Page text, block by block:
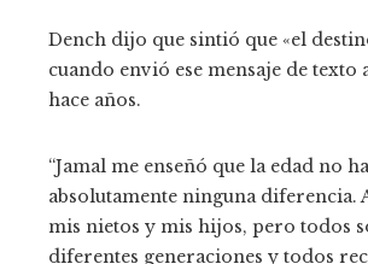
Dench dijo que sintió que «el
cuando envió ese mensaje de texto
hace años.
“Jamal me enseñó que la edad no
absolutamente ninguna diferencia.
mis nietos y mis hijos, pero todos
diferentes generaciones y todos